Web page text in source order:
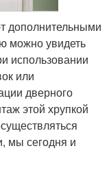
дополнительными
можно увидеть
использовании
или
дверного
этой хрупкой
мы сегодня и